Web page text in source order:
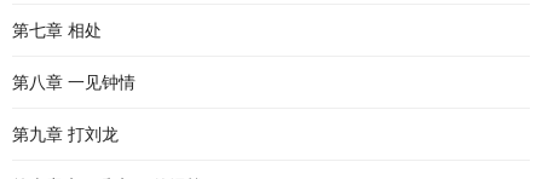
第七章 相处
第八章 一见钟情
第九章 打刘龙